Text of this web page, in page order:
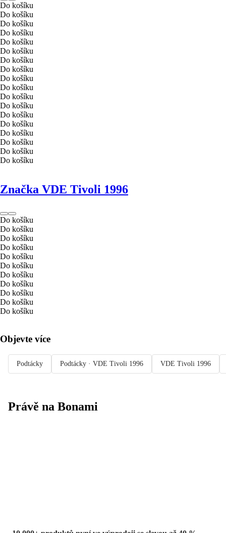
Do košíku
Do košíku
Do košíku
Do košíku
Do košíku
Do košíku
Do košíku
Do košíku
Do košíku
Do košíku
Do košíku
Do košíku
Do košíku
Do košíku
Do košíku
Do košíku
Do košíku
Do košíku
Značka VDE Tivoli 1996
Do košíku
Do košíku
Do košíku
Do košíku
Do košíku
Do košíku
Do košíku
Do košíku
Do košíku
Do košíku
Do košíku
Objevte více
Podtácky Podtácky · VDE Tivoli 1996 VDE Tivoli 1996
Právě na Bonami